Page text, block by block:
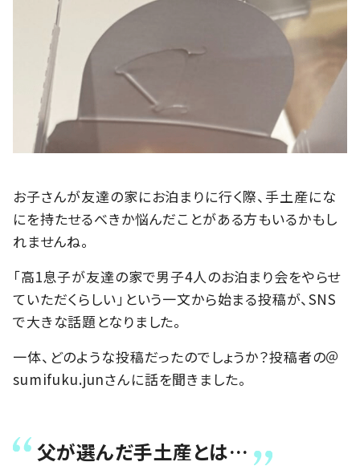
お子さんが友達の家にお泊まりに行く際、手土産にな
にを持たせるべきか悩んだことがある方もいるかもし
れませんね。
「高1息子が友達の家で男子4人のお泊まり会をやらせ
ていただくらしい」という一文から始まる投稿が、SNS
で大きな話題となりました。
一体、どのような投稿だったのでしょうか？投稿者の＠
sumifuku.junさんに話を聞きました。
父が選んだ手土産とは…